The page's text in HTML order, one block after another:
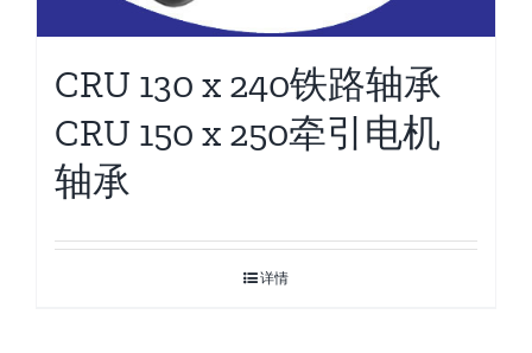
CRU 130 x 240铁路轴承
CRU 150 x 250牵引电机
轴承
详情